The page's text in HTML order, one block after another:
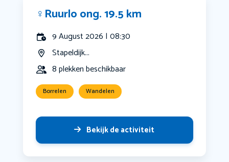
‍♀️Ruurlo ong. 19.5 km
9 August 2026 | 08:30
Stapeldijk...
8 plekken beschikbaar
Borrelen Wandelen
Bekijk de activiteit